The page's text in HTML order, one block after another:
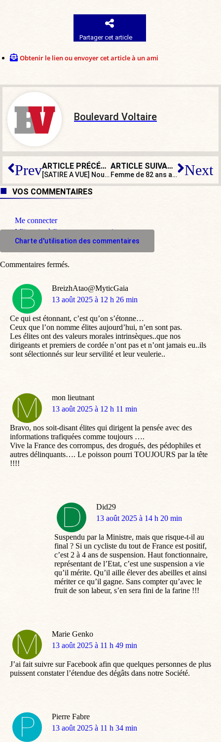
Partager cet article
Obtenir le lien ou envoyer cet article à un ami
Boulevard Voltaire
Prev ARTICLE PRÉCÉDENT
[SATIRE A VUE] Nous sommes en guerre contre… les thermomètres !
ARTICLE SUIVANT
Femme de 82 ans agressée à Mulhouse : le collectif Némésis exige de la fermeté Next
VOS COMMENTAIRES
Me connecter
M'inscrire à l'espace commentaire
Charte d'utilisation des commentaires
BreizhAtao@MyticGaia
dit
13 août 2025 à 12 h 26 min
Ce qui est étonnant, c’est qu’on s’étonne…
Ceux que l’on nomme élites aujourd’hui, n’en sont pas.
Les élites ont des valeurs morales intrinsèques..que nos
dirigeants et premiers de cordée n’ont pas et n’ont jamais eu..ils
sont sélectionnés sur leur servilité et leur veulerie..
mon lieutnant
dit
13 août 2025 à 12 h 11 min
Bravo, nos soit-disant élites qui dirigent la pensée avec des
informations trafiquées comme toujours ….
Vive la France des corrompus, des drogués, des pédophiles et
autres délinquants…. Le poisson pourri TOUJOURS par la tête
!!!!
Did29
dit
13 août 2025 à 14 h 20 min
Suspendu par la Ministre, mais que risque-t-il au
final ? Si un cycliste du tout de France est positif,
c’est 2 à 4 ans de suspension. Haut fonctionnaire,
représentant de l’Etat, c’est une suspension a vie
qu’il mérite. Qu’il aille élever des abeilles et ainsi
mériter ce qu’il gagne. Sans compter qu’avec le
fruit de son labeur, s’en sera fini de la farine !!!
Marie Genko
dit
13 août 2025 à 11 h 49 min
J’ai fait suivre sur Facebook afin que quelques personnes de plus
puissent constater l’étendue des dégâts dans notre Société.
Pierre Fabre
dit
13 août 2025 à 11 h 34 min
Commentaires fermés.